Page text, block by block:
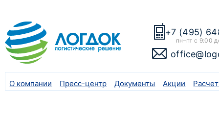
+7 (495)
пн–пт с 9:00
О компании Пресс-центр Документы Акции